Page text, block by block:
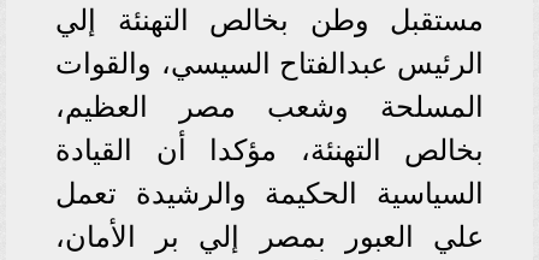
مستقبل وطن بخالص التهنئة إلي
الرئيس عبدالفتاح السيسي، والقوات
المسلحة وشعب مصر العظيم،
بخالص التهنئة، مؤكدا أن القيادة
السياسية الحكيمة والرشيدة تعمل
علي العبور بمصر إلي بر الأمان،